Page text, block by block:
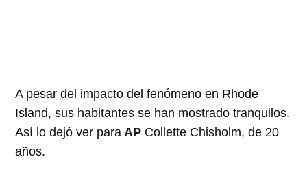
A pesar del impacto del fenómeno en Rhode
Island, sus habitantes se han mostrado tranquilos.
Así lo dejó ver para AP Collette Chisholm, de 20
años.